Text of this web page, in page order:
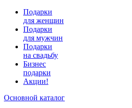
Подарки
для женщин
Подарки
для мужчин
Подарки
на свадьбу
Бизнес
подарки
Акции!
Основной каталог